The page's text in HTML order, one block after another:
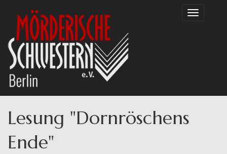
Inhalt
Toggle
Lesung "Dornröschens
Ende"